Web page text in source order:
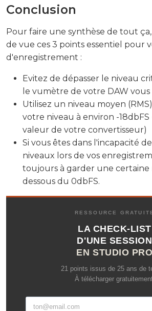
Conclusion
Pour faire une synthèse de tout
de vue ces 3 points essentiel pour
d'enregistrement :
Evitez de dépasser le niveau
le vumètre de votre DAW
Utilisez un niveau moyen
votre niveau à environ -18dbFS
valeur de votre convertisseur)
Si vous êtes dans l'incapacité
niveaux lors de vos
toujours à garder une certaine
dessous du 0dbFS.
RESSOURCE
LA CHECK-LIST
D'UNE SESSION
EN STUDIO PRO
21 points issus de 25 ans de
À télécharger